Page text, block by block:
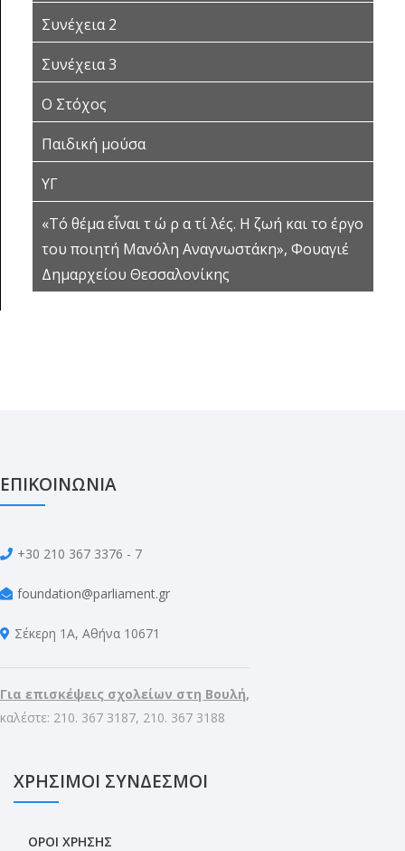
Συνέχεια 2
Συνέχεια 3
Ο Στόχος
Παιδική μούσα
ΥΓ
«Τό θέμα εἶναι τ ώ ρ α τί λές. Η ζωή και το έργο
του ποιητή Μανόλη Αναγνωστάκη», Φουαγιέ
Δημαρχείου Θεσσαλονίκης
ΕΠΙΚΟΙΝΩΝΙΑ
+30 210 367 3376 - 7
foundation@parliament.gr
Σέκερη 1Α, Αθήνα 10671
Για επισκέψεις σχολείων στη Βουλή,
καλέστε: 210. 367 3187, 210. 367 3188
ΧΡΗΣΙΜΟΙ ΣΥΝΔΕΣΜΟΙ
ΟΡΟΙ ΧΡΗΣΗΣ